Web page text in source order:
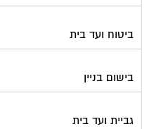
ביטוח ועד בית
בישום בניין
גביית ועד בית